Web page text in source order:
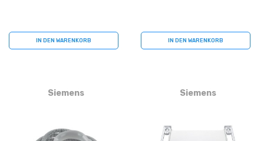
IN DEN WARENKORB IN DEN WARENKORB
Siemens Siemens